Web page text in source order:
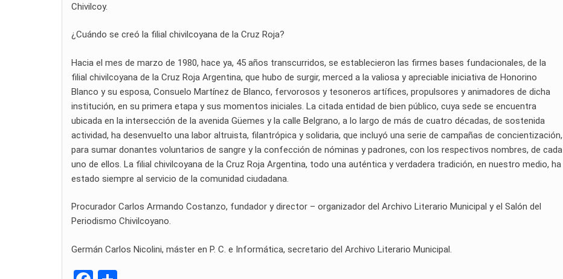
Chivilcoy.
¿Cuándo se creó la filial chivilcoyana de la Cruz Roja?
Hacia el mes de marzo de 1980, hace ya, 45 años transcurridos, se establecieron las firmes bases fundacionales, de la
filial chivilcoyana de la Cruz Roja Argentina, que hubo de surgir, merced a la valiosa y apreciable iniciativa de Honorino
Blanco y su esposa, Consuelo Martínez de Blanco, fervorosos y tesoneros artífices, propulsores y animadores de dicha
institución, en su primera etapa y sus momentos iniciales. La citada entidad de bien público, cuya sede se encuentra
ubicada en la intersección de la avenida Güemes y la calle Belgrano, a lo largo de más de cuatro décadas, de sostenida
actividad, ha desenvuelto una labor altruista, filantrópica y solidaria, que incluyó una serie de campañas de concientización,
para sumar donantes voluntarios de sangre y la confección de nóminas y padrones, con los respectivos nombres, de cada
uno de ellos. La filial chivilcoyana de la Cruz Roja Argentina, todo una auténtica y verdadera tradición, en nuestro medio, ha
estado siempre al servicio de la comunidad ciudadana.
Procurador Carlos Armando Costanzo, fundador y director – organizador del Archivo Literario Municipal y el Salón del
Periodismo Chivilcoyano.
Germán Carlos Nicolini, máster en P. C. e Informática, secretario del Archivo Literario Municipal.